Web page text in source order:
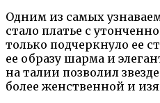
Одним из самых
стало платье с
только подчеркнуло ее
ее образу шарма и
на талии позволил
более женственной и